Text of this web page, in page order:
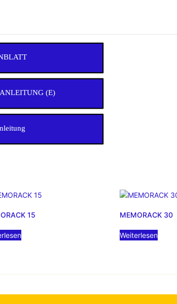
(E)
15 MEMORACK 30
Weiterlesen